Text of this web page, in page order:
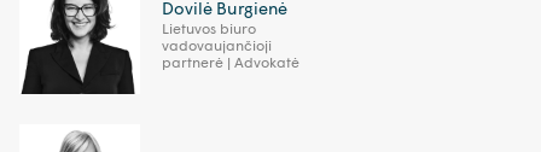
Dovilė Burgienė
Lietuvos biuro
vadovaujančioji
partnerė | Advokatė